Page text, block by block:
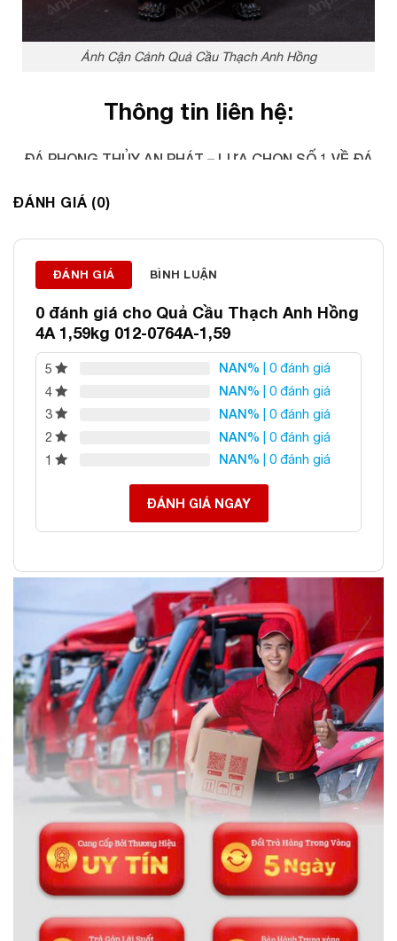
Ảnh Cận Cảnh Quả Cầu Thạch Anh Hồng
Thông tin liên hệ:
ĐÁ PHONG THỦY AN PHÁT – LỰA CHỌN SỐ 1 VỀ ĐÁ
Địa chỉ: 60/69 Bùi Huy Bích, Hoàng Mai, Hà Nội
ĐÁNH GIÁ (0)
ĐÁNH GIÁ BÌNH LUẬN
0 đánh giá cho Quả Cầu Thạch Anh Hồng
4A 1,59kg 012-0764A-1,59
5 NAN% | 0 đánh giá
4
NAN% | 0 đánh giá
3
NAN% | 0 đánh giá
2
NAN% | 0 đánh giá
1
NAN% | 0 đánh giá
ĐÁNH GIÁ NGAY